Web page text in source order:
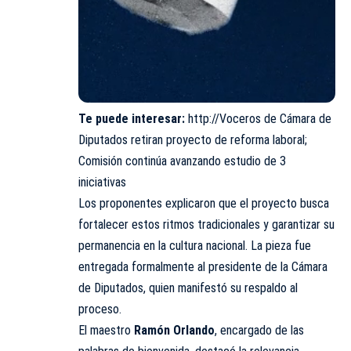
Te puede interesar: http://Voceros de Cámara de
Diputados retiran proyecto de reforma laboral;
Comisión continúa avanzando estudio de 3
iniciativas
Los proponentes explicaron que el proyecto busca
fortalecer estos ritmos tradicionales y garantizar su
permanencia en la cultura nacional. La pieza fue
entregada formalmente al presidente de la Cámara
de Diputados, quien manifestó su respaldo al
proceso.
El maestro Ramón Orlando, encargado de las